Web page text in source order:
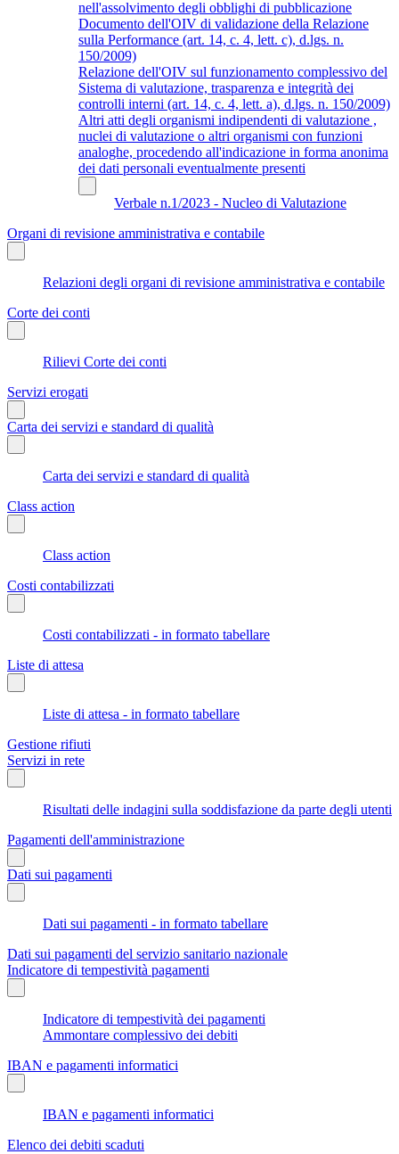
nell'assolvimento degli obblighi di pubblicazione
Documento dell'OIV di validazione della Relazione
sulla Performance (art. 14, c. 4, lett. c), d.lgs. n.
150/2009)
Relazione dell'OIV sul funzionamento complessivo del
Sistema di valutazione, trasparenza e integrità dei
controlli interni (art. 14, c. 4, lett. a), d.lgs. n. 150/2009)
Altri atti degli organismi indipendenti di valutazione ,
nuclei di valutazione o altri organismi con funzioni
analoghe, procedendo all'indicazione in forma anonima
dei dati personali eventualmente presenti
Verbale n.1/2023 - Nucleo di Valutazione
Organi di revisione amministrativa e contabile
Relazioni degli organi di revisione amministrativa e contabile
Corte dei conti
Rilievi Corte dei conti
Servizi erogati
Carta dei servizi e standard di qualità
Carta dei servizi e standard di qualità
Class action
Class action
Costi contabilizzati
Costi contabilizzati - in formato tabellare
Liste di attesa
Liste di attesa - in formato tabellare
Gestione rifiuti
Servizi in rete
Risultati delle indagini sulla soddisfazione da parte degli utenti
Pagamenti dell'amministrazione
Dati sui pagamenti
Dati sui pagamenti - in formato tabellare
Dati sui pagamenti del servizio sanitario nazionale
Indicatore di tempestività pagamenti
Indicatore di tempestività dei pagamenti
Ammontare complessivo dei debiti
IBAN e pagamenti informatici
IBAN e pagamenti informatici
Elenco dei debiti scaduti